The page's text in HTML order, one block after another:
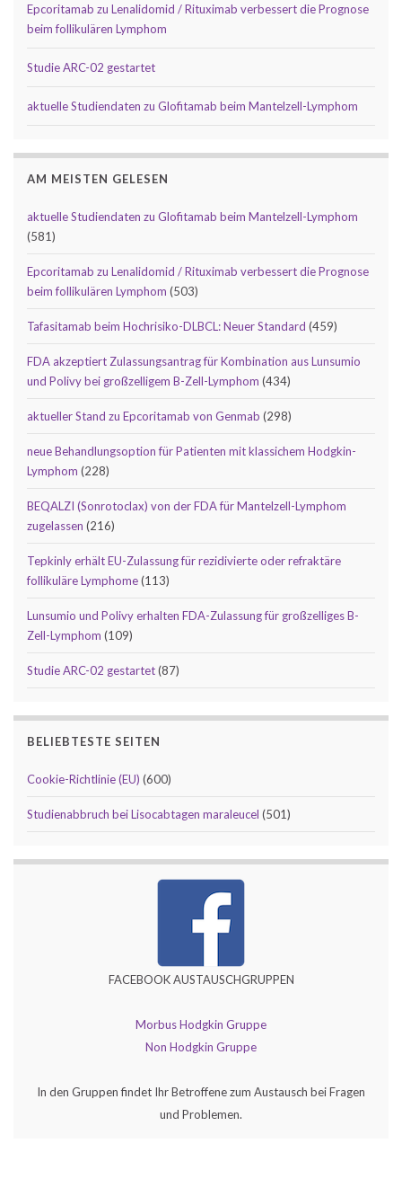
Epcoritamab zu Lenalidomid / Rituximab verbessert die Prognose
beim follikulären Lymphom
Studie ARC-02 gestartet
aktuelle Studiendaten zu Glofitamab beim Mantelzell-Lymphom
AM MEISTEN GELESEN
aktuelle Studiendaten zu Glofitamab beim Mantelzell-Lymphom
(581)
Epcoritamab zu Lenalidomid / Rituximab verbessert die Prognose
beim follikulären Lymphom (503)
Tafasitamab beim Hochrisiko-DLBCL: Neuer Standard (459)
FDA akzeptiert Zulassungsantrag für Kombination aus Lunsumio
und Polivy bei großzelligem B-Zell-Lymphom (434)
aktueller Stand zu Epcoritamab von Genmab (298)
neue Behandlungsoption für Patienten mit klassichem Hodgkin-
Lymphom (228)
BEQALZI (Sonrotoclax) von der FDA für Mantelzell-Lymphom
zugelassen (216)
Tepkinly erhält EU-Zulassung für rezidivierte oder refraktäre
follikuläre Lymphome(113)
Lunsumio und Polivy erhalten FDA-Zulassung für großzelliges B-
Zell-Lymphom (109)
Studie ARC-02 gestartet(87)
BELIEBTESTE SEITEN
Cookie-Richtlinie (EU) (600)
Studienabbruch bei Lisocabtagen maraleucel (501)
FACEBOOK AUSTAUSCHGRUPPEN
Morbus Hodgkin Gruppe
Non Hodgkin Gruppe
In den Gruppen findet Ihr Betroffene zum Austausch bei Fragen
und Problemen.